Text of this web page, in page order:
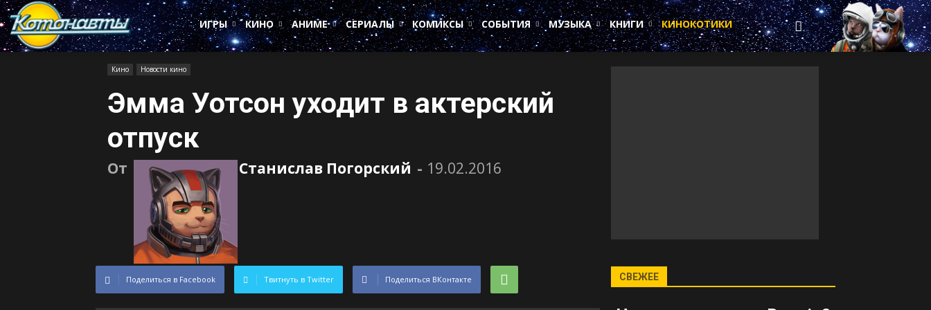
Котонавты
ИГРЫ
КИНО АНИМЕ СЕРИАЛЫ КОМИКСЫ СОБЫТИЯ МУЗЫКА КНИГИ КИНОКОТИКИ
Кино Новости кино
Эмма Уотсон уходит в актерский
отпуск
От Станислав Погорский - 19.02.2016
Поделиться в Facebook Твитнуть в Twitter Поделиться ВКонтакте СВЕЖЕЕ